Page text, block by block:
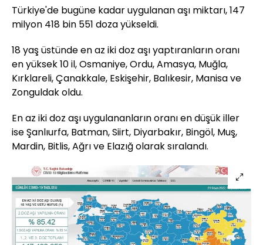
Türkiye'de bugüne kadar uygulanan aşı miktarı, 147
milyon 418 bin 551 doza yükseldi.
18 yaş üstünde en az iki doz aşı yaptıranların oranı
en yüksek 10 il, Osmaniye, Ordu, Amasya, Muğla,
Kırklareli, Çanakkale, Eskişehir, Balıkesir, Manisa ve
Zonguldak oldu.
En az iki doz aşı uygulananların oranı en düşük iller
ise Şanlıurfa, Batman, Siirt, Diyarbakır, Bingöl, Muş,
Mardin, Bitlis, Ağrı ve Elazığ olarak sıralandı.